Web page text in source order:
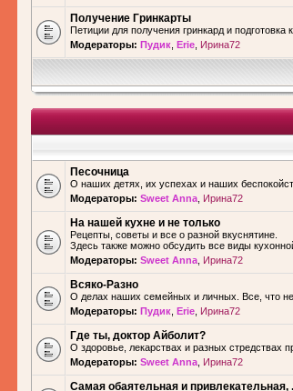
Получение Гринкарты
Петиции для получения гринкард и
Модераторы: Пудик Erie Ирина72
Песочница
О наших детях, их успехах и наших
Модераторы: Sweet Anna Ирина72
На нашей кухне и не только
Рецепты, советы и все о разной вкуснятине.
Здесь также можно обсудить все виды
Модераторы: Sweet Anna Ирина72
Всяко-Разно
О делах наших семейных и личных. Все, что
Модераторы: Пудик Erie Ирина72
Где ты, доктор Айболит?
О здоровье, лекарствах и разных стредствах
Модераторы: Sweet Anna Ирина72
Самая обаятельная и привлекательная,